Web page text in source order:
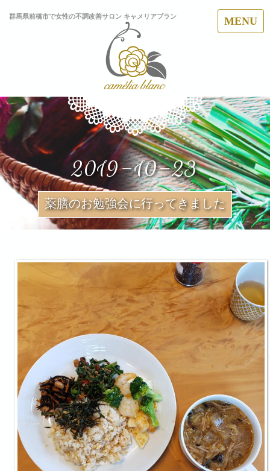
群馬県前橋市で女性の不調改善サロン キャメリアブラン MENU
2019-10-23
薬膳のお勉強会に行ってきました